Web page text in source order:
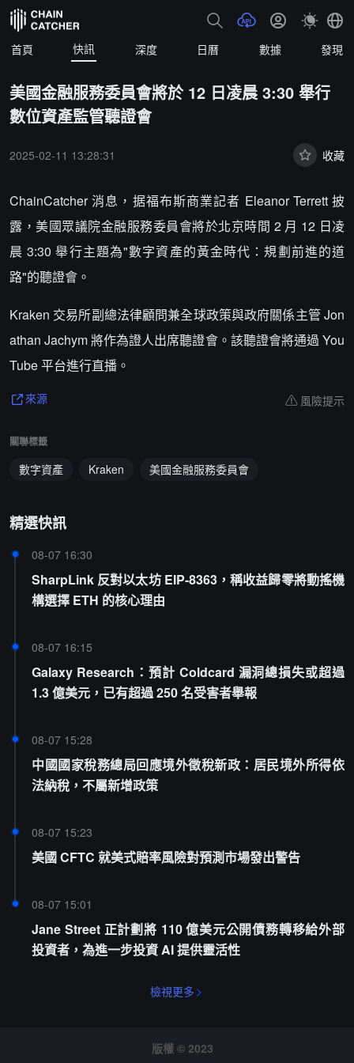
首頁 快訊 深度 日曆 數據 發現
美國金融服務委員會將於 12 日凌晨 3:30 舉行
數位資產監管聽證會
2025-02-11 13:28:31 收藏
ChainCatcher 消息，据福布斯商業記者 Eleanor Terrett 披
露，美國眾議院金融服務委員會將於北京時間 2 月 12 日凌
晨 3:30 舉行主題為"數字資產的黃金時代：規劃前進的道
路"的聽證會。
Kraken 交易所副總法律顧問兼全球政策與政府關係主管 Jon
athan Jachym 將作為證人出席聽證會。該聽證會將通過 You
Tube 平台進行直播。
來源 風險提示
關聯標籤
數字資產 Kraken 美國金融服務委員會
精選快訊
08-07 16:30
SharpLink 反對以太坊 EIP-8363，稱收益歸零將動搖機
構選擇 ETH 的核心理由
08-07 16:15
Galaxy Research：預計 Coldcard 漏洞總損失或超過
1.3 億美元，已有超過 250 名受害者舉報
08-07 15:28
中國國家稅務總局回應境外徵稅新政：居民境外所得依
法納稅，不屬新增政策
08-07 15:23
美國 CFTC 就美式賠率風險對預測市場發出警告
08-07 15:01
Jane Street 正計劃將 110 億美元公開債務轉移給外部
投資者，為進一步投資 AI 提供靈活性
檢視更多
版權 © 2023